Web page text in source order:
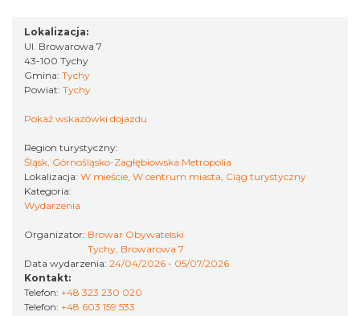
Katowice
13.63 km
LORD OF THE DANCE - 30th Anniversary
Katowice
Lokalizacja:
Ul. Browarowa 7
43-100 Tychy
Gmina: Tychy
Powiat: Tychy
Pokaż wskazówki dojazdu
Region turystyczny:
Śląsk, Górnośląsko-Zagłębiowska Metropolia
Lokalizacja: W mieście, W centrum miasta, Ciąg turystyczny
Kategoria:
Wydarzenia
Organizator: Browar Obywatelski
Tychy, Browarowa 7
Data wydarzenia: 24/04/2026 - 05/07/2026
Kontakt:
Telefon: +48 323 230 020
Telefon: +48 603 159 533